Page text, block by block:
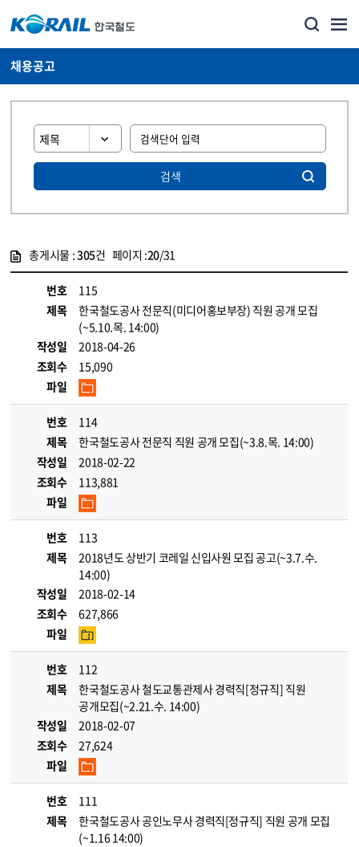
채용공고
검색
총게시물 :305건 페이지 :20/31
번호
115
제목
한국철도공사 전문직(미디어홍보부장) 직원 공개 모집
(~5.10.목. 14:00)
작성일
2018-04-26
조회수
15,090
파일
번호
114
제목
한국철도공사 전문직 직원 공개 모집(~3.8.목. 14:00)
작성일
2018-02-22
조회수
113,881
파일
번호
113
제목
2018년도 상반기 코레일 신입사원 모집 공고(~3.7.수.
14:00)
작성일
2018-02-14
조회수
627,866
파일
번호
112
제목
한국철도공사 철도교통관제사 경력직[정규직] 직원
공개모집(~2.21.수. 14:00)
작성일
2018-02-07
조회수
27,624
파일
번호
111
제목
한국철도공사 공인노무사 경력직[정규직] 직원 공개 모집
(~1.16 14:00)